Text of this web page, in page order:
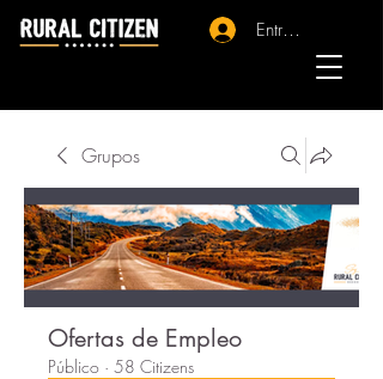
Entrar - Registro
Grupos
Ofertas de Empleo
Público · 58 Citizens